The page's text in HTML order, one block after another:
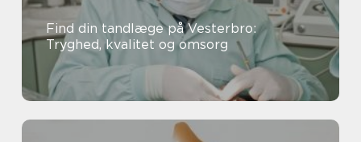
Find din tandlæge på Vesterbro:
Tryghed, kvalitet og omsorg